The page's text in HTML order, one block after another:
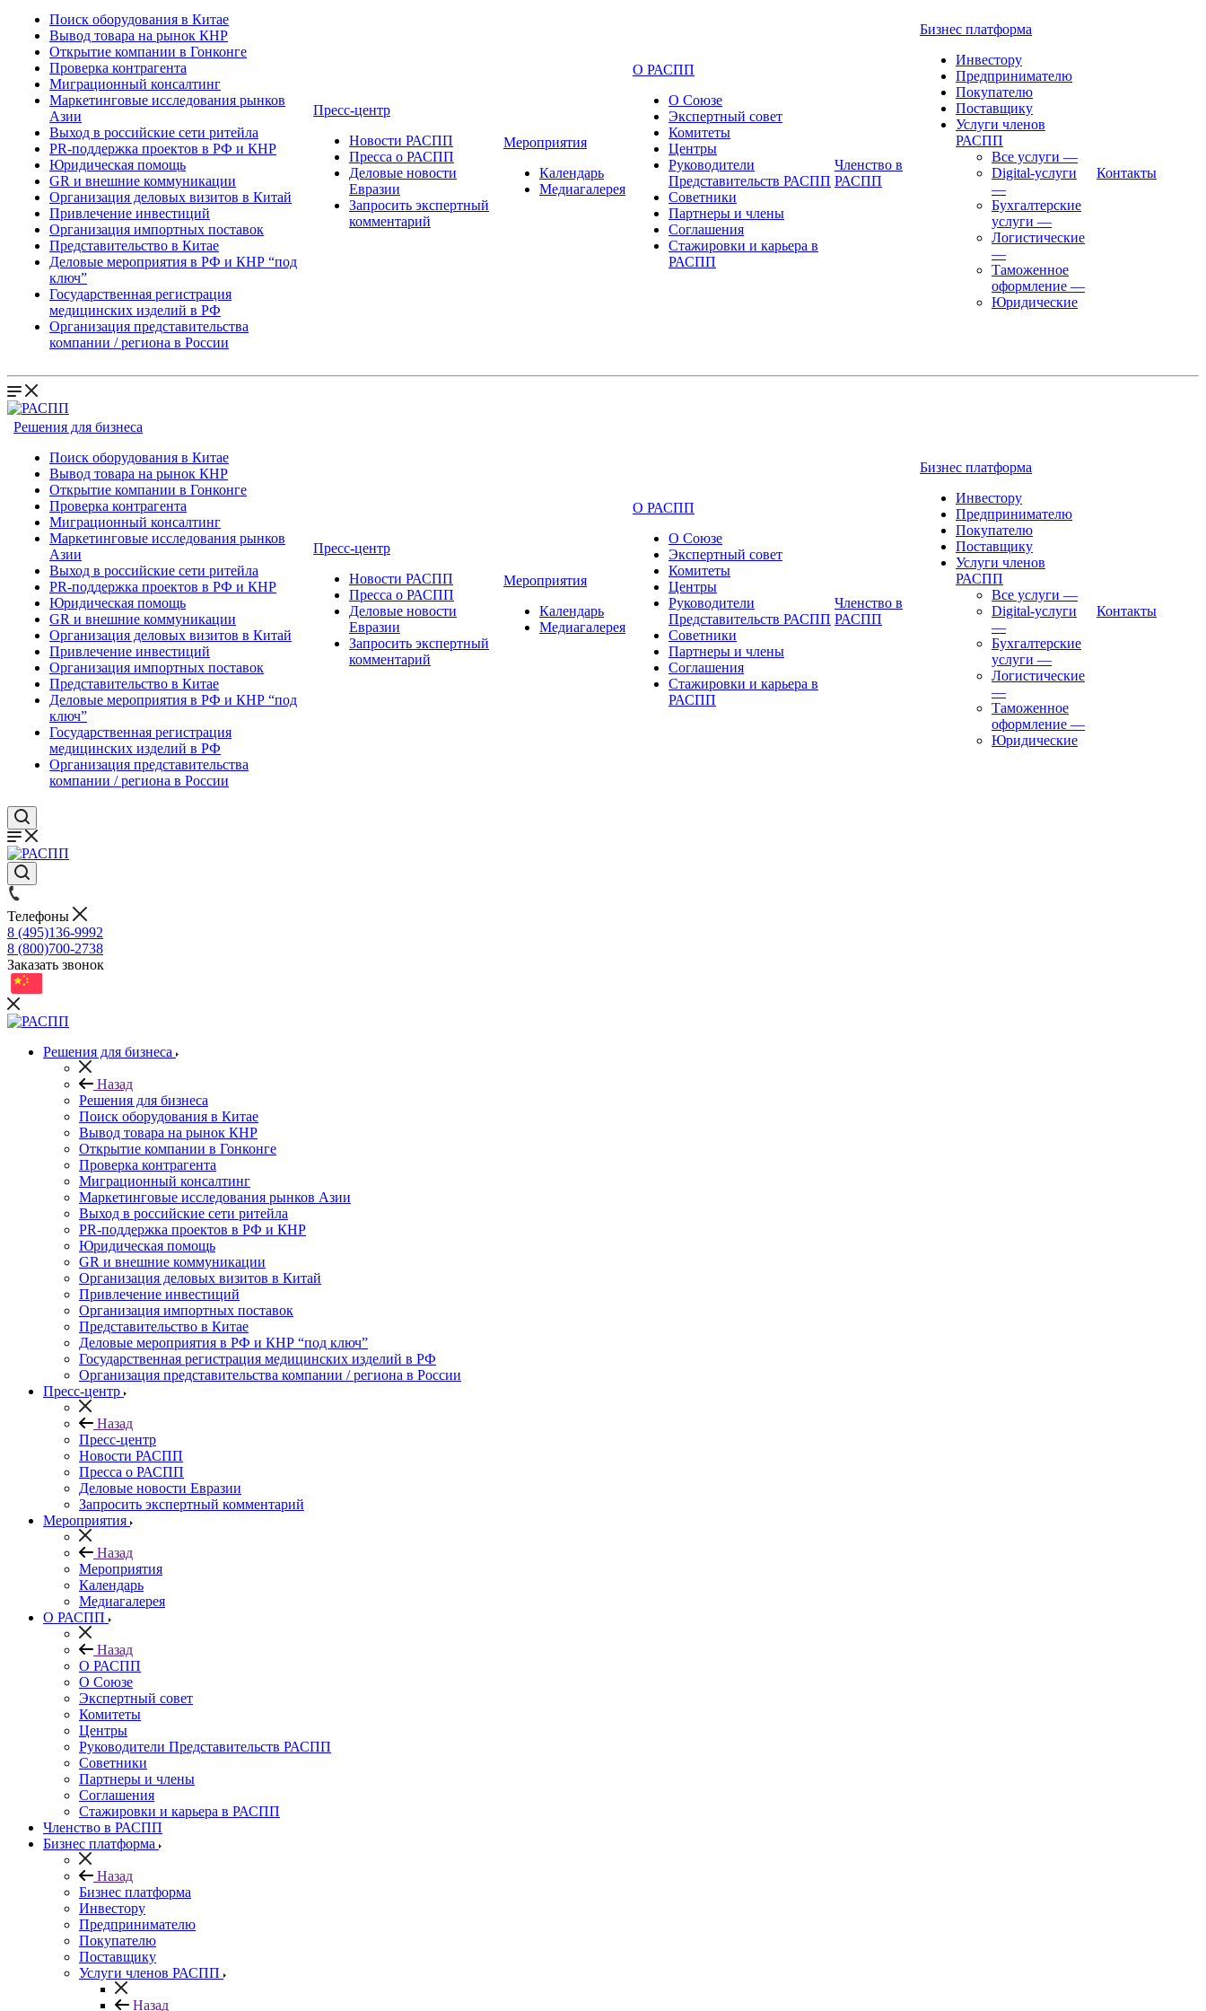
Поиск оборудования в Китае
Вывод товара на рынок КНР
Открытие компании в Гонконге
Проверка контрагента
Миграционный консалтинг
Маркетинговые исследования рынков
Азии
Выход в российские сети ритейла
PR-поддержка проектов в РФ и КНР
Юридическая помощь
GR и внешние коммуникации
Организация деловых визитов в Китай
Привлечение инвестиций
Организация импортных поставок
Представительство в Китае
Деловые мероприятия в РФ и КНР “под
ключ”
Государственная регистрация
медицинских изделий в РФ
Организация представительства
компании / региона в России
Пресс-центр
Новости РАСПП
Пресса о РАСПП
Деловые новости
Евразии
Запросить экспертный
комментарий
Мероприятия
Календарь
Медиагалерея
О РАСПП
О Союзе
Экспертный совет
Комитеты
Центры
Руководители
Представительств РАСПП
Советники
Партнеры и члены
Соглашения
Стажировки и карьера в
РАСПП
Членство в
РАСПП
Бизнес платформа
Инвестору
Предпринимателю
Покупателю
Поставщику
Услуги членов
РАСПП
Все услуги —
Digital-услуги
—
Бухгалтерские
услуги —
Логистические
—
Таможенное
оформление —
Юридические
Контакты
Решения для бизнеса
Поиск оборудования в Китае
Вывод товара на рынок КНР
Открытие компании в Гонконге
Проверка контрагента
Миграционный консалтинг
Маркетинговые исследования рынков
Азии
Выход в российские сети ритейла
PR-поддержка проектов в РФ и КНР
Юридическая помощь
GR и внешние коммуникации
Организация деловых визитов в Китай
Привлечение инвестиций
Организация импортных поставок
Представительство в Китае
Деловые мероприятия в РФ и КНР “под
ключ”
Государственная регистрация
медицинских изделий в РФ
Организация представительства
компании / региона в России
Пресс-центр
Новости РАСПП
Пресса о РАСПП
Деловые новости
Евразии
Запросить экспертный
комментарий
Мероприятия
Календарь
Медиагалерея
О РАСПП
О Союзе
Экспертный совет
Комитеты
Центры
Руководители
Представительств РАСПП
Советники
Партнеры и члены
Соглашения
Стажировки и карьера в
РАСПП
Членство в
РАСПП
Бизнес платформа
Инвестору
Предпринимателю
Покупателю
Поставщику
Услуги членов
РАСПП
Все услуги —
Digital-услуги
—
Бухгалтерские
услуги —
Логистические
—
Таможенное
оформление —
Юридические
Контакты
Телефоны
8 (495)136-9992
8 (800)700-2738
Заказать звонок
Решения для бизнеса
Назад
Решения для бизнеса
Поиск оборудования в Китае
Вывод товара на рынок КНР
Открытие компании в Гонконге
Проверка контрагента
Миграционный консалтинг
Маркетинговые исследования рынков Азии
Выход в российские сети ритейла
PR-поддержка проектов в РФ и КНР
Юридическая помощь
GR и внешние коммуникации
Организация деловых визитов в Китай
Привлечение инвестиций
Организация импортных поставок
Представительство в Китае
Деловые мероприятия в РФ и КНР “под ключ”
Государственная регистрация медицинских изделий в РФ
Организация представительства компании / региона в России
Пресс-центр
Назад
Пресс-центр
Новости РАСПП
Пресса о РАСПП
Деловые новости Евразии
Запросить экспертный комментарий
Мероприятия
Назад
Мероприятия
Календарь
Медиагалерея
О РАСПП
Назад
О РАСПП
О Союзе
Экспертный совет
Комитеты
Центры
Руководители Представительств РАСПП
Советники
Партнеры и члены
Соглашения
Стажировки и карьера в РАСПП
Членство в РАСПП
Бизнес платформа
Назад
Бизнес платформа
Инвестору
Предпринимателю
Покупателю
Поставщику
Услуги членов РАСПП
Назад